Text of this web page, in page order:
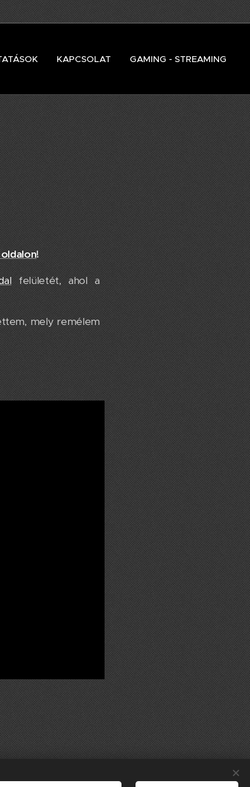
KAPCSOLAT GAMING - STREAMING
!
felületét, ahol a
mely remélem